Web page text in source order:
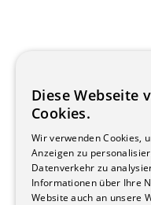
Melde dich
Mit der
Diese Webseite
Cookies.
Wir verwenden Cookies,
Anzeigen zu
Datenverkehr zu
Informationen über Ihre
Website auch an unsere